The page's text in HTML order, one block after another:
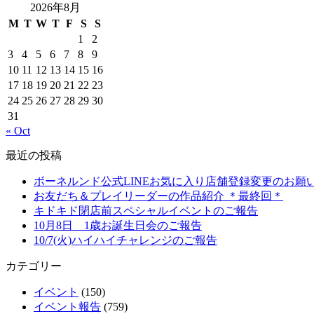
2026年8月
M T W T F S
S
1
2
3
4 5 6 7 8
9
10 11 12 13 14 15 16
17 18 19 20 21 22 23
24 25 26 27 28 29 30
31
« Oct
最近の投稿
ボーネルンド公式LINEお気に入り店舗登録変更のお願
お友だち＆プレイリーダーの作品紹介 ＊最終回＊
キドキド閉店前スペシャルイベントのご報告
10月8日 1歳お誕生日会のご報告
10/7(火)ハイハイチャレンジのご報告
カテゴリー
イベント (150)
イベント報告 (759)